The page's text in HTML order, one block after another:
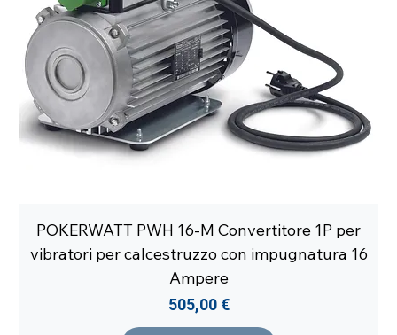
POKERWATT PWH 16-M Convertitore 1P per
vibratori per calcestruzzo con impugnatura 16
Ampere
Prezzo
505,00 €